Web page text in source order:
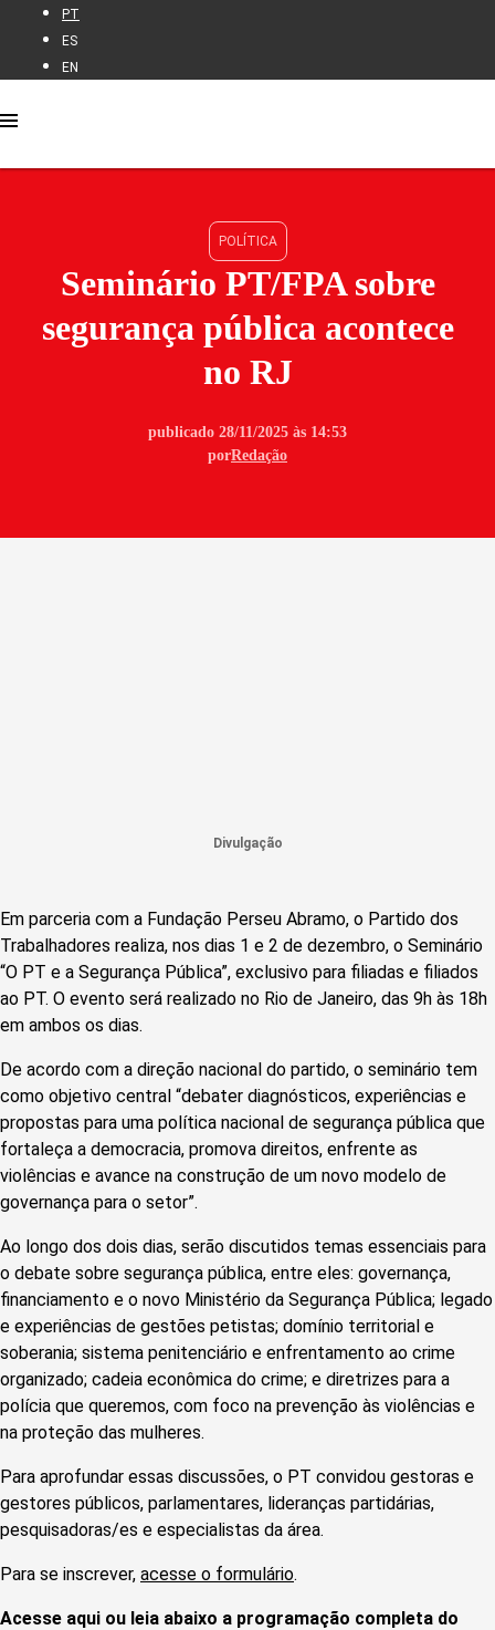
PT
ES
EN
POLÍTICA
Seminário PT/FPA sobre
segurança pública acontece
no RJ
publicado 28/11/2025 às 14:53
porRedação
Divulgação
Em parceria com a Fundação Perseu Abramo, o Partido dos
Trabalhadores realiza, nos dias 1 e 2 de dezembro, o Seminário
“O PT e a Segurança Pública”, exclusivo para filiadas e filiados
ao PT. O evento será realizado no Rio de Janeiro, das 9h às 18h
em ambos os dias.
De acordo com a direção nacional do partido, o seminário tem
como objetivo central “debater diagnósticos, experiências e
propostas para uma política nacional de segurança pública que
fortaleça a democracia, promova direitos, enfrente as
violências e avance na construção de um novo modelo de
governança para o setor”.
Ao longo dos dois dias, serão discutidos temas essenciais para
o debate sobre segurança pública, entre eles: governança,
financiamento e o novo Ministério da Segurança Pública; legado
e experiências de gestões petistas; domínio territorial e
soberania; sistema penitenciário e enfrentamento ao crime
organizado; cadeia econômica do crime; e diretrizes para a
polícia que queremos, com foco na prevenção às violências e
na proteção das mulheres.
Para aprofundar essas discussões, o PT convidou gestoras e
gestores públicos, parlamentares, lideranças partidárias,
pesquisadoras/es e especialistas da área.
Para se inscrever, acesse o formulário.
Acesse aqui ou leia abaixo a programação completa do